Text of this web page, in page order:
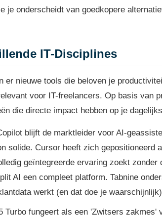
je onderscheidt van goedkopere
IT-Disciplines
nieuwe tools die beloven je
voor IT-freelancers. Op basis van
die directe impact hebben op je
blijft de marktleider voor AI-
solide. Cursor heeft zich gepositioneerd
geïntegreerde ervaring zoekt
AI een compleet platform. Tabnine
werkt (en dat doe je
fungeert als een 'Zwitsers zakmes'